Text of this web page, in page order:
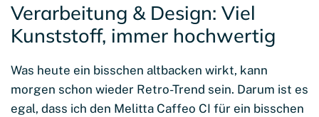
Verarbeitung & Design: Viel
Kunststoff, immer hochwertig
Was heute ein bisschen altbacken wirkt, kann
morgen schon wieder Retro-Trend sein. Darum ist es
egal, dass ich den Melitta Caffeo CI für ein bisschen